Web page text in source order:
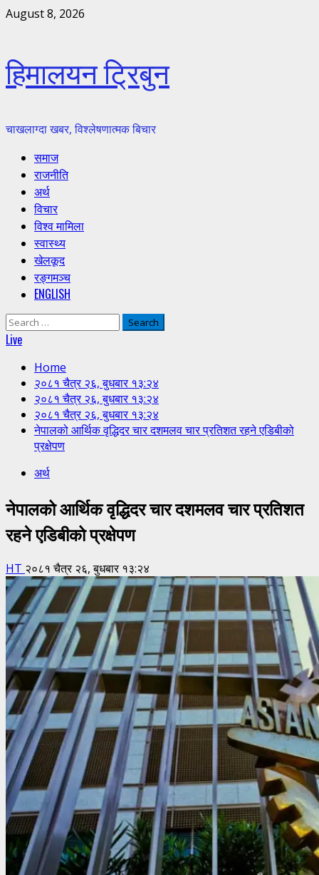
Skip
August 8, 2026
हिमालयन ट्रिबुन
चाखलाग्दा खबर, विश्लेषणात्मक बिचार
Primary
Menu
समाज
राजनीति
अर्थ
विचार
विश्व मामिला
स्वास्थ्य
खेलकूद
रङ्गमञ्च
ENGLISH
Search
for:
Live
Home
२०८१ चैत्र २६, बुधबार १३:२४
२०८१ चैत्र २६, बुधबार १३:२४
२०८१ चैत्र २६, बुधबार १३:२४
नेपालको आर्थिक वृद्धिदर चार दशमलव चार प्रतिशत रहने एडिबीको
प्रक्षेपण
अर्थ
नेपालको आर्थिक वृद्धिदर चार दशमलव चार प्रतिशत
रहने एडिबीको प्रक्षेपण
HT २०८१ चैत्र २६, बुधबार १३:२४